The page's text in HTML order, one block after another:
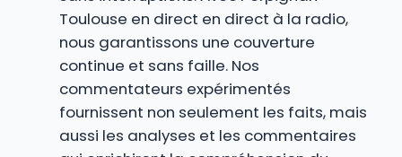
Toulouse en direct en direct à la radio,
nous garantissons une couverture
continue et sans faille. Nos
commentateurs expérimentés
fournissent non seulement les faits, mais
aussi les analyses et les commentaires